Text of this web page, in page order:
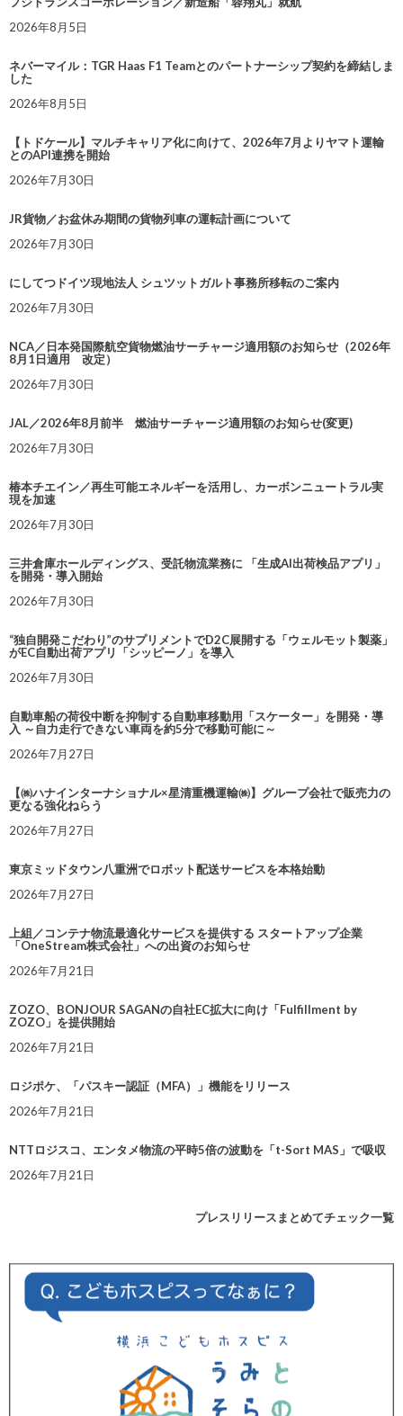
2026年8月5日
ネバーマイル：TGR Haas F1 Teamとのパートナーシップ契約を締結しま
した
2026年8月5日
【トドケール】マルチキャリア化に向けて、2026年7月よりヤマト運輸
とのAPI連携を開始
2026年7月30日
JR貨物／お盆休み期間の貨物列車の運転計画について
2026年7月30日
にしてつドイツ現地法人 シュツットガルト事務所移転のご案内
2026年7月30日
NCA／日本発国際航空貨物燃油サーチャージ適用額のお知らせ（2026年
8月1日適用 改定）
2026年7月30日
JAL／2026年8月前半 燃油サーチャージ適用額のお知らせ(変更)
2026年7月30日
椿本チエイン／再生可能エネルギーを活用し、カーボンニュートラル実
現を加速
2026年7月30日
三井倉庫ホールディングス、受託物流業務に 「生成AI出荷検品アプリ」
を開発・導入開始
2026年7月30日
“独自開発こだわり”のサプリメントでD2C展開する「ウェルモット製薬」
がEC自動出荷アプリ「シッピーノ」を導入
2026年7月30日
自動車船の荷役中断を抑制する自動車移動用「スケーター」を開発・導
入 ～自力走行できない車両を約5分で移動可能に～
2026年7月27日
【㈱ハナインターナショナル×星清重機運輸㈱】グループ会社で販売力の
更なる強化ねらう
2026年7月27日
東京ミッドタウン八重洲でロボット配送サービスを本格始動
2026年7月27日
上組／コンテナ物流最適化サービスを提供する スタートアップ企業
「OneStream株式会社」への出資のお知らせ
2026年7月21日
ZOZO、BONJOUR SAGANの自社EC拡大に向け「Fulfillment by
ZOZO」を提供開始
2026年7月21日
ロジポケ、「パスキー認証（MFA）」機能をリリース
2026年7月21日
NTTロジスコ、エンタメ物流の平時5倍の波動を「t-Sort MAS」で吸収
2026年7月21日
プレスリリースまとめてチェック一覧